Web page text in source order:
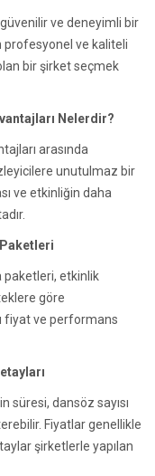
ve deneyimli bir
ve kaliteli
bir şirket seçmek
Nelerdir?
arasında
unutulmaz bir
ve etkinliğin daha
paketleri, etkinlik
göre
fiyat ve performans
süresi, dansöz sayısı
Fiyatlar genellikle
şirketlerle yapılan